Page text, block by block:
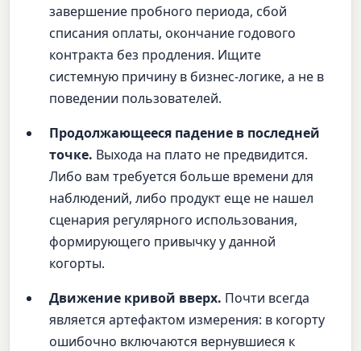
завершение пробного периода, сбой
списания оплаты, окончание годового
контракта без продления. Ищите
системную причину в бизнес-логике, а не в
поведении пользователей.
Продолжающееся падение в последней
точке. Выхода на плато не предвидится.
Либо вам требуется больше времени для
наблюдений, либо продукт еще не нашел
сценария регулярного использования,
формирующего привычку у данной
когорты.
Движение кривой вверх. Почти всегда
является артефактом измерения: в когорту
ошибочно включаются вернувшиеся к